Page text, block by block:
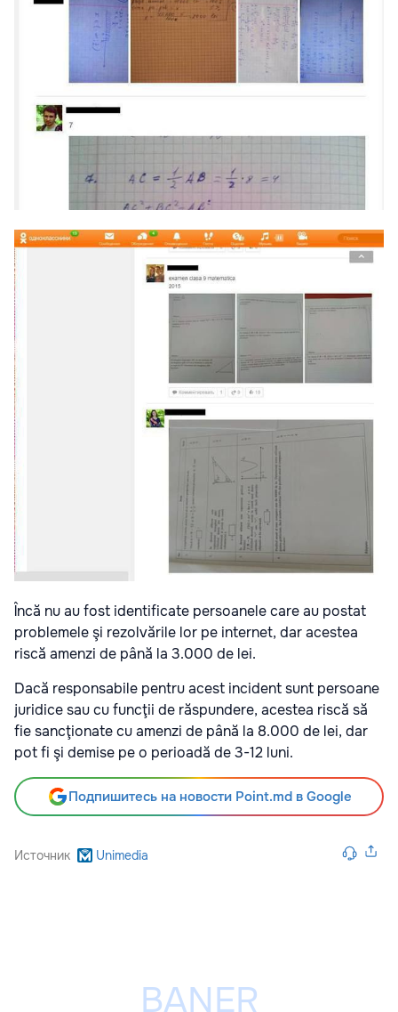
Încă nu au fost identificate persoanele care au postat
problemele şi rezolvările lor pe internet, dar acestea
riscă amenzi de până la 3.000 de lei.
Dacă responsabile pentru acest incident sunt persoane
juridice sau cu funcţii de răspundere, acestea riscă să
fie sancţionate cu amenzi de până la 8.000 de lei, dar
pot fi şi demise pe o perioadă de 3-12 luni.
Подпишитесь на новости Point.md в Google
Источник Unimedia